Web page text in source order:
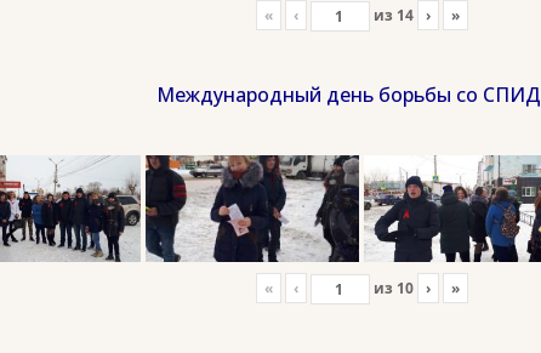
« ‹ из 14 › »
Международный день борьбы со
« ‹ из 10 › »